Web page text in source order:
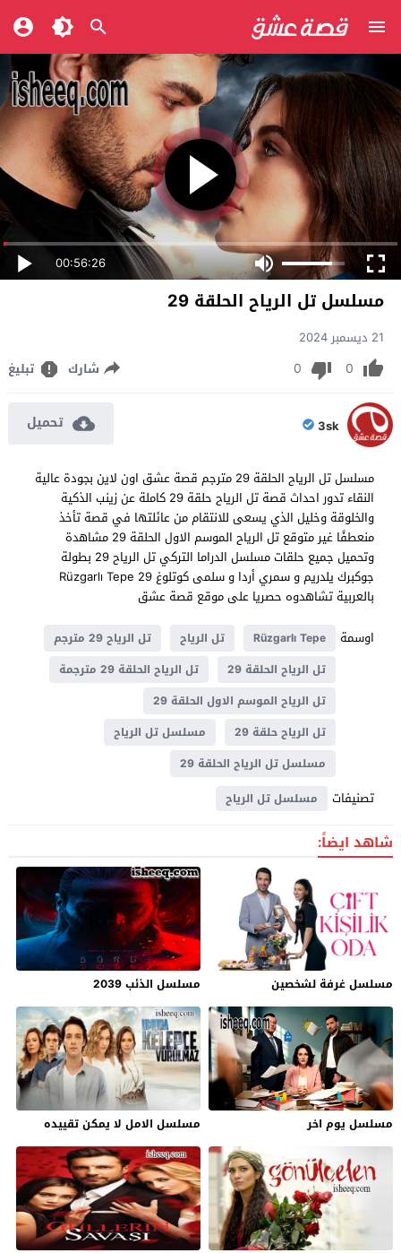
00:56:26
مسلسل تل الرياح الحلقة 29
21 ديسمبر 2024
0
0 شارك تبليغ
3sk تحميل
مسلسل تل الرياح الحلقة 29 مترجم قصة عشق اون لاين بجودة عالية
النقاء تدور احداث قصة تل الرياح حلقة 29 كاملة عن زينب الذكية
والخلوقة وخليل الذي يسعى للانتقام من عائلتها في قصة تأخذ
منعطفًا غير متوقع تل الرياح الموسم الاول الحلقة 29 مشاهدة
وتحميل جميع حلقات مسلسل الدراما التركي تل الرياح 29 بطولة
جوكبرك يلدريم و سمري أردا و سلمى كوتلوغ Rüzgarlı Tepe 29
بالعربية تشاهدوه حصريا على موقع قصة عشق
اوسمة
Rüzgarlı Tepe تل الرياح
تل الرياح 29 مترجم
تل الرياح الحلقة 29
تل الرياح الحلقة 29 مترجمة
تل الرياح الموسم الاول الحلقة 29
تل الرياح حلقة 29
مسلسل تل الرياح
مسلسل تل الرياح الحلقة 29
تصنيفات مسلسل تل الرياح
شاهد ايضاً:
مسلسل غرفة لشخصين مسلسل الذئب 2039
مسلسل يوم اخر مسلسل الامل لا يمكن تقييده